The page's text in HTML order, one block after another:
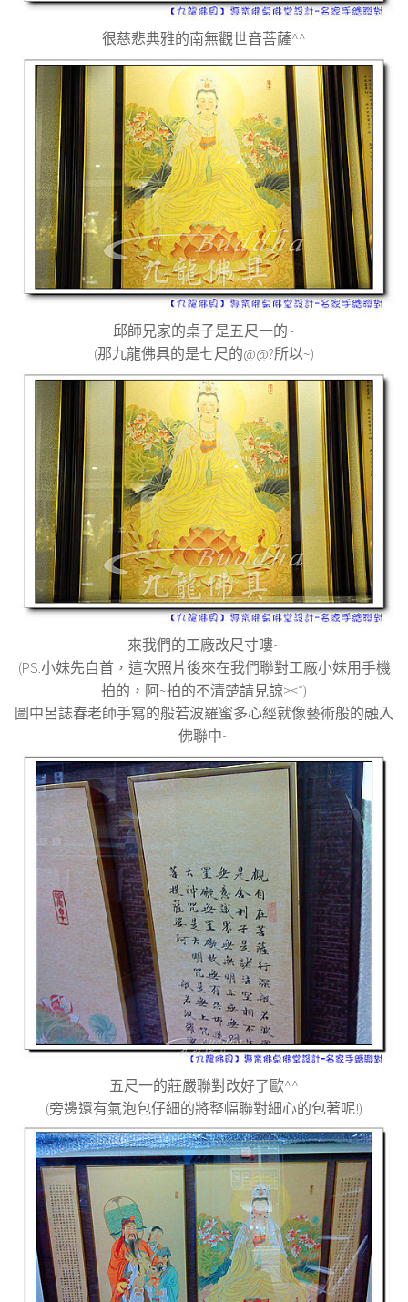
很慈悲典雅的南無觀世音菩薩^^
邱師兄家的桌子是五尺一的~
(那九龍佛具的是七尺的@@?所以~)
來我們的工廠改尺寸嘍~
(PS:小妹先自首，這次照片後來在我們聯對工廠小妹用手機
拍的，阿~拍的不清楚請見諒><“)
圖中呂誌春老師手寫的般若波羅蜜多心經就像藝術般的融入
佛聯中~
五尺一的莊嚴聯對改好了歐^^
(旁邊還有氣泡包仔細的將整幅聯對細心的包著呢!)